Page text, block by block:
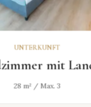
UNTERKUNFT
mit
28 m² / Max. 3